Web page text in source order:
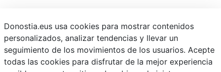
© Donostiako Udala - Ayuntamiento de Donostia / San Sebastián
Ijentea 1, 20003 Donostia / San Sebastián
Aviso legal
Donostia.eus usa cookies para mostrar contenidos
personalizados, analizar tendencias y llevar un
seguimiento de los movimientos de los usuarios. Acepte
todas las cookies para disfrutar de la mejor experiencia